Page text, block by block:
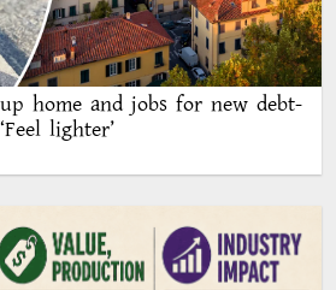
home and jobs for new debt-
lighter’